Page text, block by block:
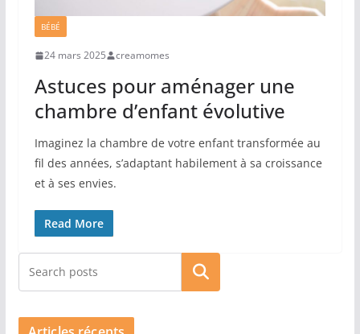
BÉBÉ
24 mars 2025 creamomes
Astuces pour aménager une
chambre d’enfant évolutive
Imaginez la chambre de votre enfant transformée au
fil des années, s’adaptant habilement à sa croissance
et à ses envies.
Read More
Rechercher